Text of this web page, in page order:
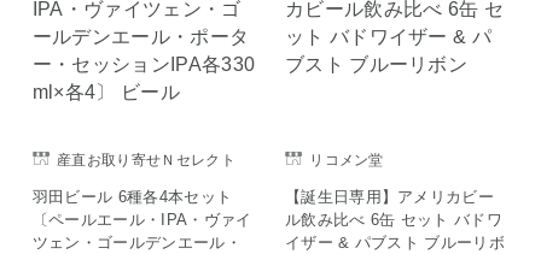
産直お取り寄せＮセレクト
羽田ビール 6種各4本セット
〔ペールエール・IPA・ヴァイ
ツェン・ゴールデンエール・
リコメン堂
【誕生日専用】アメリカビー
ル飲み比べ 6缶 セット バドワ
イザー & パブスト ブルーリボ